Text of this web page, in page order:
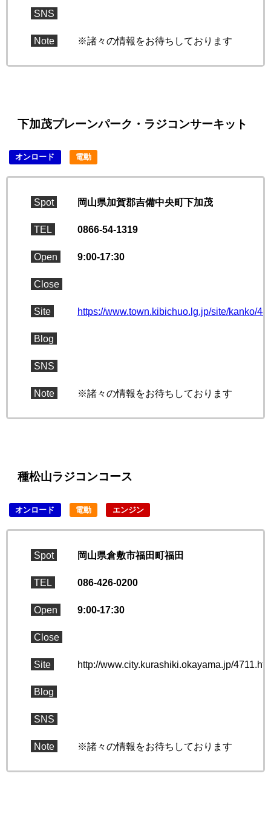
SNS
Note ※諸々の情報をお待ちしております
下加茂プレーンパーク・ラジコンサーキット
オンロード 電動
Spot 岡山県加賀郡吉備中央町下加茂
TEL 0866-54-1319
Open 9:00-17:30
Close
Site https://www.town.kibichuo.lg.jp/site/kanko/
Blog
SNS
Note ※諸々の情報をお待ちしております
種松山ラジコンコース
オンロード 電動 エンジン
Spot 岡山県倉敷市福田町福田
TEL 086-426-0200
Open 9:00-17:30
Close
Site http://www.city.kurashiki.okayama.jp/
Blog
SNS
Note ※諸々の情報をお待ちしております